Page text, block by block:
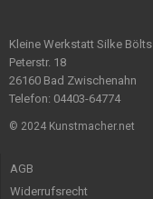
Kleine Werkstatt Silke Bölts
Peterstr. 18
26160 Bad Zwischenahn
Telefon: 04403-64774
© 2024 Kunstmacher.net
AGB
Widerrufsrecht